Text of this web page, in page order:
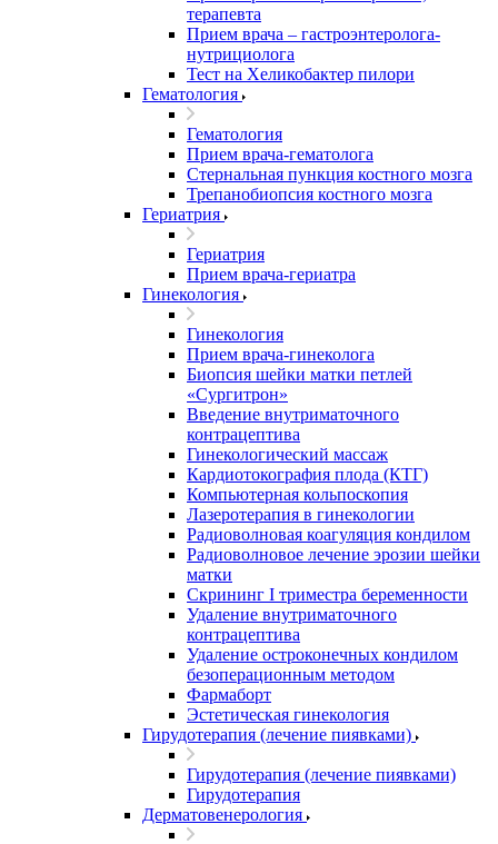
терапевта
Прием врача – гастроэнтеролога-
нутрициолога
Тест на Хеликобактер пилори
Гематология
Гематология
Прием врача-гематолога
Стернальная пункция костного мозга
Трепанобиопсия костного мозга
Гериатрия
Гериатрия
Прием врача-гериатра
Гинекология
Гинекология
Прием врача-гинеколога
Биопсия шейки матки петлей
«Сургитрон»
Введение внутриматочного
контрацептива
Гинекологический массаж
Кардиотокография плода (КТГ)
Компьютерная кольпоскопия
Лазеротерапия в гинекологии
Радиоволновая коагуляция кондилом
Радиоволновое лечение эрозии шейки
матки
Скрининг I триместра беременности
Удаление внутриматочного
контрацептива
Удаление остроконечных кондилом
безоперационным методом
Фармаборт
Эстетическая гинекология
Гирудотерапия (лечение пиявками)
Гирудотерапия (лечение пиявками)
Гирудотерапия
Дерматовенерология